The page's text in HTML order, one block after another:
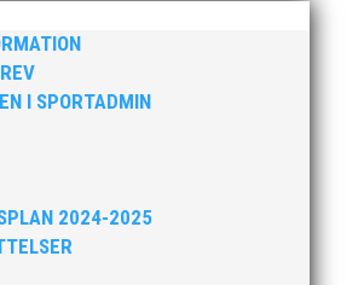
I SPORTADMIN
2024-2025
fotbollen i Höllviken tidigare. I
blir det dock friidrott...